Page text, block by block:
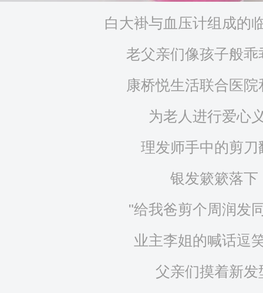
白大褂与血压计组成的
老父亲们像孩子般乖
康桥悦生活联合医院
为老人进行爱心
理发师手中的剪刀
银发簌簌落下
"给我爸剪个周润发
业主李姐的喊话逗
父亲们摸着新发